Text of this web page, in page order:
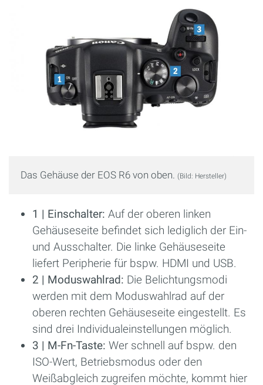
Das Gehäuse der EOS R6 von oben. (Bild: Hersteller)
1 | Einschalter: Auf der oberen linken
Gehäuseseite befindet sich lediglich der Ein-
und Ausschalter. Die linke Gehäuseseite
liefert Peripherie für bspw. HDMI und USB.
2 | Moduswahlrad: Die Belichtungsmodi
werden mit dem Moduswahlrad auf der
oberen rechten Gehäuseseite eingestellt. Es
sind drei Individualeinstellungen möglich.
3 | M-Fn-Taste: Wer schnell auf bspw. den
ISO-Wert, Betriebsmodus oder den
Weißabgleich zugreifen möchte, kommt hier